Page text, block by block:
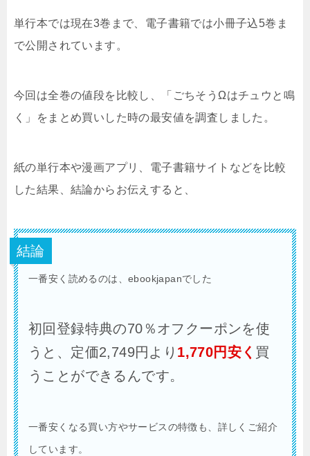
単行本では現在3巻まで、電子書籍では小冊子込5巻ま
で公開されています。
今回は全巻の値段を比較し、「ごちそうΩはチュウと鳴
く」をまとめ買いした時の最安値を調査しました。
紙の単行本や漫画アプリ、電子書籍サイトなどを比較
した結果、結論からお伝えすると、
結論
一番安く読めるのは、ebookjapanでした
初回登録特典の70％オフクーポンを使
うと、定価2,749円より 1,770円安く 買
うことができるんです。
一番安くなる買い方やサービスの特徴も、詳しくご紹介
しています。